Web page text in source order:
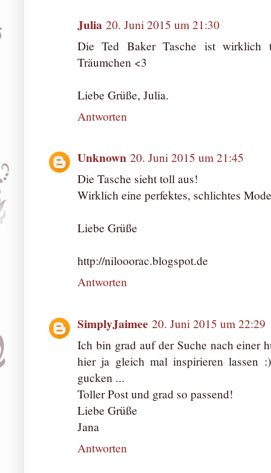
Julia 20. Juni 2015 um 21:30
Die Ted Baker Tasche ist
Träumchen <3
Liebe Grüße, Julia.
Antworten
Unknown 20. Juni 2015 um 21:45
Die Tasche sieht toll aus!
Wirklich eine perfektes, schlichtes
Liebe Grüße
http://nilooorac.blogspot.de
Antworten
SimplyJaimee 20. Juni 2015 um 22:29
Ich bin grad auf der Suche nach einer
hier ja gleich mal inspirieren lassen
gucken ...
Toller Post und grad so passend!
Liebe Grüße
Jana
Antworten